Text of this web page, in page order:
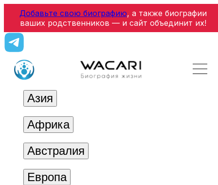
Добавьте свою биографию, а также биографии
ваших родственников — и сайт объединит их!
Азия
Африка
Австралия
Европа